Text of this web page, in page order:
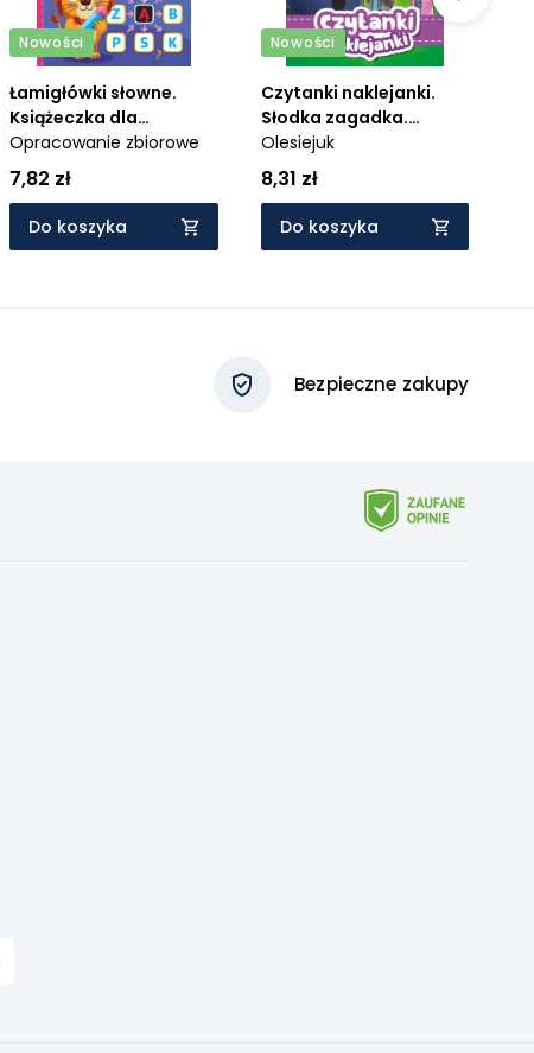
Nowości
Łamigłówki słowne.
Książeczka dla
bystrzaków. Od 6 lat
Opracowanie zbiorowe
7,82 zł
Do koszyka
Nowości
Czytanki naklejanki.
Słodka zagadka.
Disney Zwierzogród 2
Olesiejuk
8,31 zł
Do koszyka
Bezpieczne zakupy